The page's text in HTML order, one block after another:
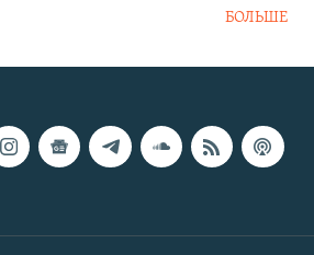
БОЛЬШЕ